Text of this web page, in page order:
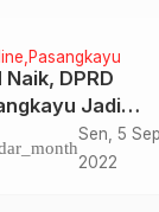
Pasangkayu
Naik, DPRD
Jadi
DemoSen, 5 Sep
2022